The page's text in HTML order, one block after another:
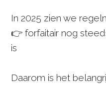
In 2025 zien we
👉 forfaitair nog
is
Daarom is het